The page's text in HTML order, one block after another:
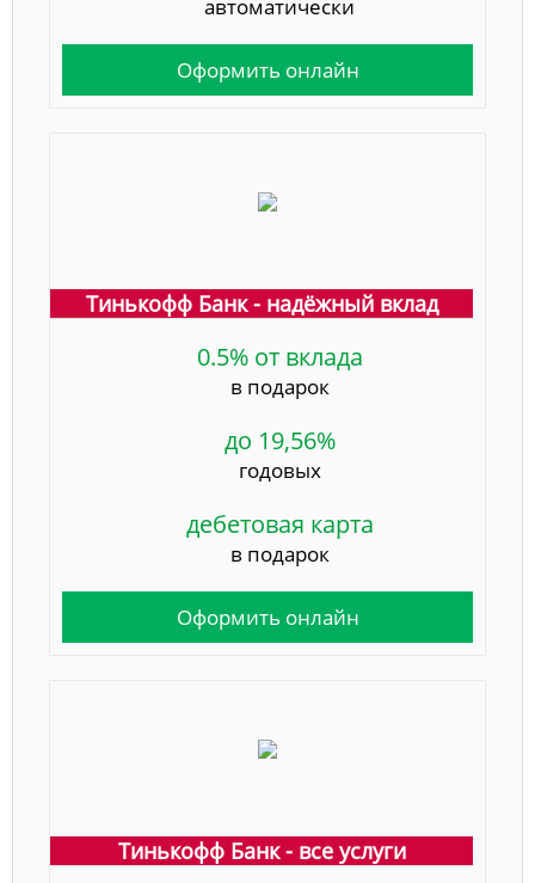
автоматически
Оформить онлайн
Тинькофф Банк - надёжный вклад
0.5% от вклада
в подарок
до 19,56%
годовых
дебетовая карта
в подарок
Оформить онлайн
Тинькофф Банк - все услуги